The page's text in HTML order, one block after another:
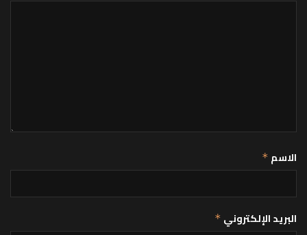
الاسم *
البريد الإلكتروني *